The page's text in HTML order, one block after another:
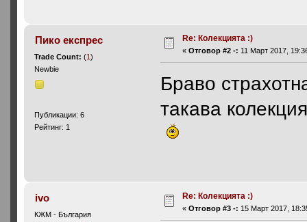
Пико експрес
Trade Count:(1)
Newbie
Публикации: 6
Рейтинг: 1
Re: Колекцията :)
«Отговор #2 -: 11 Март 2017,
Браво
такава
ivo
КЖМ - България
Re: Колекцията :)
«Отговор #3 -: 15 Март 2017,